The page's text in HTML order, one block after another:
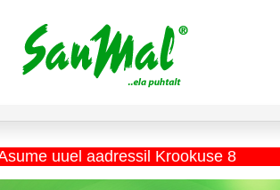
uuel aadressil Krookuse 8